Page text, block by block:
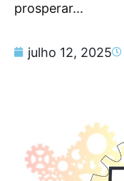
prosperar...
julho 12, 2025